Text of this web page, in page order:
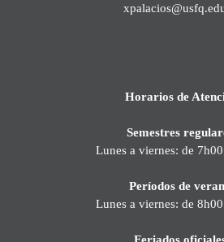
Horarios de
Semestres
Lunes a viernes: de
Períodos de
Lunes a viernes: de
Feriados